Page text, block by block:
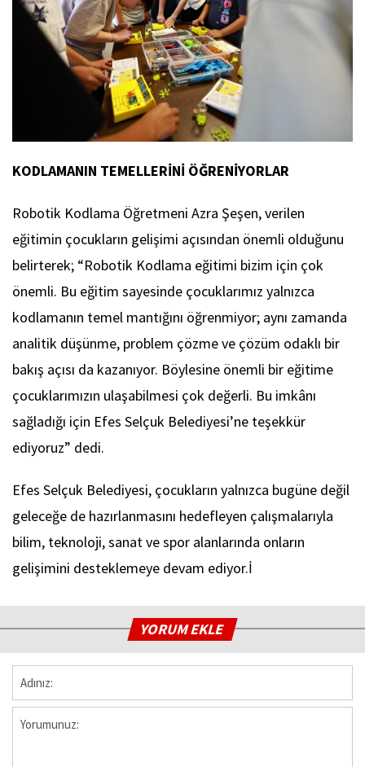
KODLAMANIN TEMELLERİNİ ÖĞRENİYORLAR
Robotik Kodlama Öğretmeni Azra Şeşen, verilen
eğitimin çocukların gelişimi açısından önemli olduğunu
belirterek; “Robotik Kodlama eğitimi bizim için çok
önemli. Bu eğitim sayesinde çocuklarımız yalnızca
kodlamanın temel mantığını öğrenmiyor; aynı zamanda
analitik düşünme, problem çözme ve çözüm odaklı bir
bakış açısı da kazanıyor. Böylesine önemli bir eğitime
çocuklarımızın ulaşabilmesi çok değerli. Bu imkânı
sağladığı için Efes Selçuk Belediyesi’ne teşekkür
ediyoruz” dedi.
Efes Selçuk Belediyesi, çocukların yalnızca bugüne değil
geleceğe de hazırlanmasını hedefleyen çalışmalarıyla
bilim, teknoloji, sanat ve spor alanlarında onların
gelişimini desteklemeye devam ediyor.İ
YORUM EKLE